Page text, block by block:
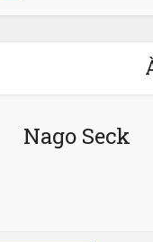
Nago Seck